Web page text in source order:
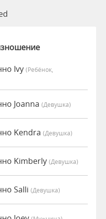
Ivy (Ребёнок,
Joanna (девушка)
Kendra (девушка)
Kimberly (девушка)
Salli (девушка)